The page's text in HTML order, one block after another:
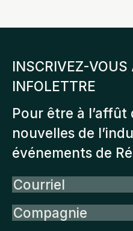
INSCRIVEZ-VOUS
INFOLETTRE
Pour être à l’affût
nouvelles de
événements de
Courriel
Compagnie